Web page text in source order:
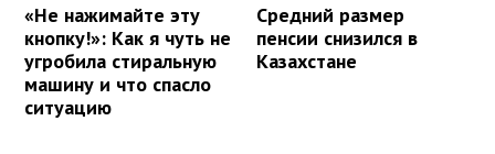
«Не нажимайте эту
кнопку!»: Как я чуть не
угробила стиральную
машину и что спасло
ситуацию
Средний размер
пенсии снизился в
Казахстане